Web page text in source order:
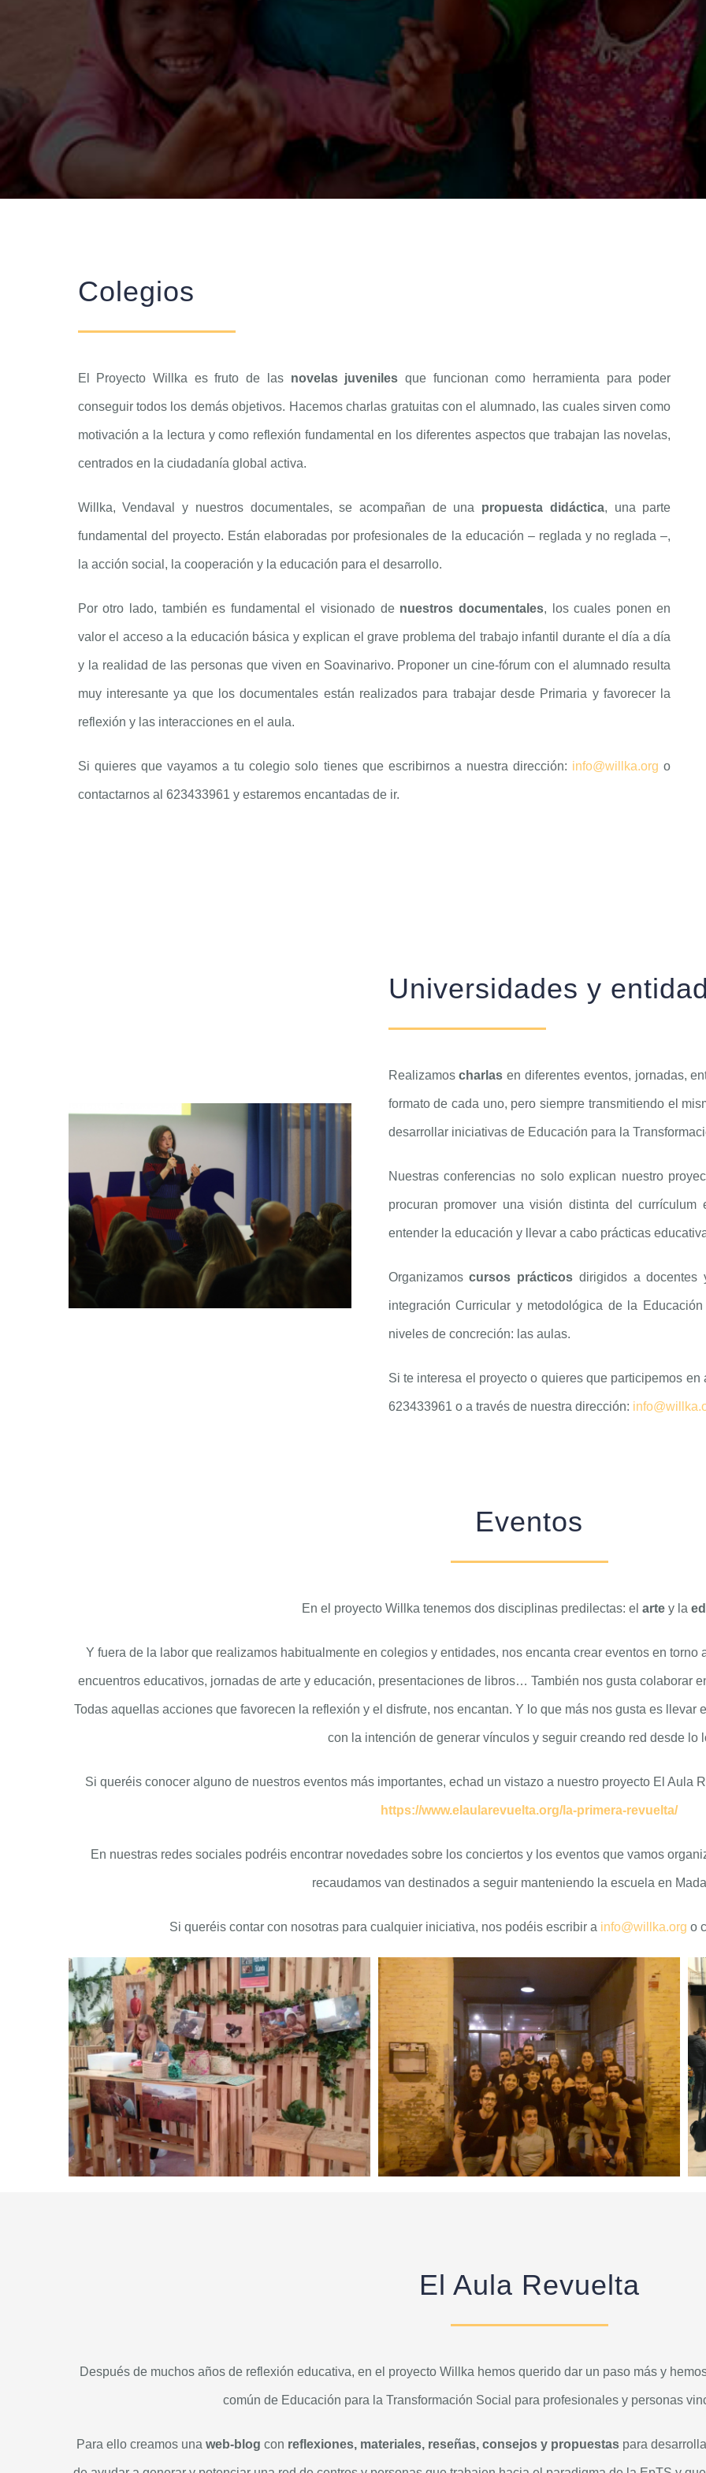
Colegios
El Proyecto Willka es fruto de las novelas juveniles que funcionan como herramienta para poder
conseguir todos los demás objetivos. Hacemos charlas gratuitas con el alumnado, las cuales sirven como
motivación a la lectura y como reflexión fundamental en los diferentes aspectos que trabajan las novelas,
centrados en la ciudadanía global activa.
Willka, Vendaval y nuestros documentales, se acompañan de una propuesta didáctica, una parte
fundamental del proyecto. Están elaboradas por profesionales de la educación – reglada y no reglada –,
la acción social, la cooperación y la educación para el desarrollo.
Por otro lado, también es fundamental el visionado de nuestros documentales, los cuales ponen en
valor el acceso a la educación básica y explican el grave problema del trabajo infantil durante el día a día
y la realidad de las personas que viven en Soavinarivo. Proponer un cine-fórum con el alumnado resulta
muy interesante ya que los documentales están realizados para trabajar desde Primaria y favorecer la
reflexión y las interacciones en el aula.
Si quieres que vayamos a tu colegio solo tienes que escribirnos a nuestra dirección: info@willka.org o
contactarnos al 623433961 y estaremos encantadas de ir.
Universidades y
Realizamoscharlas en diferentes eventos, jornadas,
formato de cada uno, pero siempre transmitiendo el
desarrollar iniciativas de Educación para la
Nuestras conferencias no solo explican nuestro
procuran promover una visión distinta del
entender la educación y llevar a cabo prácticas
Organizamoscursos prácticos dirigidos a docentes
integración Curricular y metodológica de la
niveles de concreción: las aulas.
Si te interesa el proyecto o quieres que participemos
623433961 o a través de nuestra dirección:
Eventos
En el proyecto Willka tenemos dos disciplinas predilectas: el artey la
Y fuera de la labor que realizamos habitualmente en colegios y entidades, nos encanta crear eventos en
encuentros educativos, jornadas de arte y educación, presentaciones de libros… También nos gusta colaborar
Todas aquellas acciones que favorecen la reflexión y el disfrute, nos encantan. Y lo que más nos gusta es
con la intención de generar vínculos y seguir creando red desde lo
Si queréis conocer alguno de nuestros eventos más importantes, echad un vistazo a nuestro proyecto El Aula
https://www.elaularevuelta.org/la-primera-revuelta/
En nuestras redes sociales podréis encontrar novedades sobre los conciertos y los eventos que vamos
recaudamos van destinados a seguir manteniendo la escuela en
Si queréis contar con nosotras para cualquier iniciativa, nos podéis escribir a info@willka.org o
El Aula Revuelta
Después de muchos años de reflexión educativa, en el proyecto Willka hemos querido dar un paso más y
común de Educación para la Transformación Social para profesionales y personas
Para ello creamos unaweb-blog con reflexiones, materiales, reseñas, consejos y propuestas para